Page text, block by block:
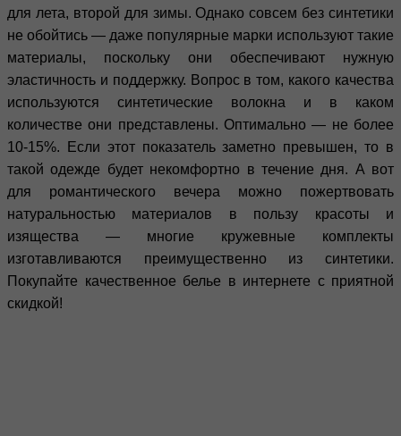
для лета, второй для зимы. Однако совсем без синтетики
не обойтись — даже популярные марки используют такие
материалы, поскольку они обеспечивают нужную
эластичность и поддержку. Вопрос в том, какого качества
используются синтетические волокна и в каком
количестве они представлены. Оптимально — не более
10-15%. Если этот показатель заметно превышен, то в
такой одежде будет некомфортно в течение дня. А вот
для романтического вечера можно пожертвовать
натуральностью материалов в пользу красоты и
изящества — многие кружевные комплекты
изготавливаются преимущественно из синтетики.
Покупайте качественное белье в интернете с приятной
скидкой!